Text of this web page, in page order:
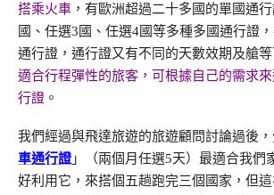
搭乘火車 ，有歐洲超過二十多國的單國通
國、任選3國、任選4國等多種多國通行證
通行證，通行證又有不同的天數效期及艙
適合行程彈性的旅客，可根據自己的需求
行證 。
我們經過與飛達旅遊的旅遊顧問討論過後，
車通行證」（兩個月任選5天）最適合我們
好利用它，來搭個五趟跑完三個國家，但這